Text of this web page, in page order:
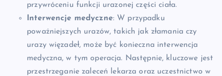
przywróceniu funkcji urazonej części ciała.
Interwencje medyczne: W przypadku
poważniejszych urazów, takich jak złamania czy
urazy więzadeł, może być konieczna interwencja
medyczna, w tym operacja. Następnie, kluczowe jest
przestrzeganie zaleceń lekarza oraz uczestnictwo w